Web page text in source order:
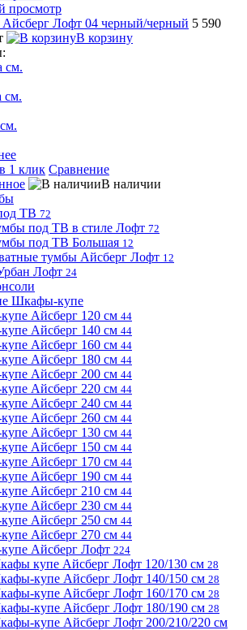
просмотр
Айсберг Лофт 04 черный/черный 5 590
В корзину
см.
см.
1 клик Сравнение
В наличии
ТВ 72
под ТВ в стиле Лофт 72
под ТВ Большая 12
тумбы Айсберг Лофт 12
Лофт 24
Шкафы-купе
Айсберг 120 см 44
Айсберг 140 см 44
Айсберг 160 см 44
Айсберг 180 см 44
Айсберг 200 см 44
Айсберг 220 см 44
Айсберг 240 см 44
Айсберг 260 см 44
Айсберг 130 см 44
Айсберг 150 см 44
Айсберг 170 см 44
Айсберг 190 см 44
Айсберг 210 см 44
Айсберг 230 см 44
Айсберг 250 см 44
Айсберг 270 см 44
Айсберг Лофт 224
купе Айсберг Лофт 120/130 см 28
купе Айсберг Лофт 140/150 см 28
купе Айсберг Лофт 160/170 см 28
купе Айсберг Лофт 180/190 см 28
купе Айсберг Лофт 200/210/220 см